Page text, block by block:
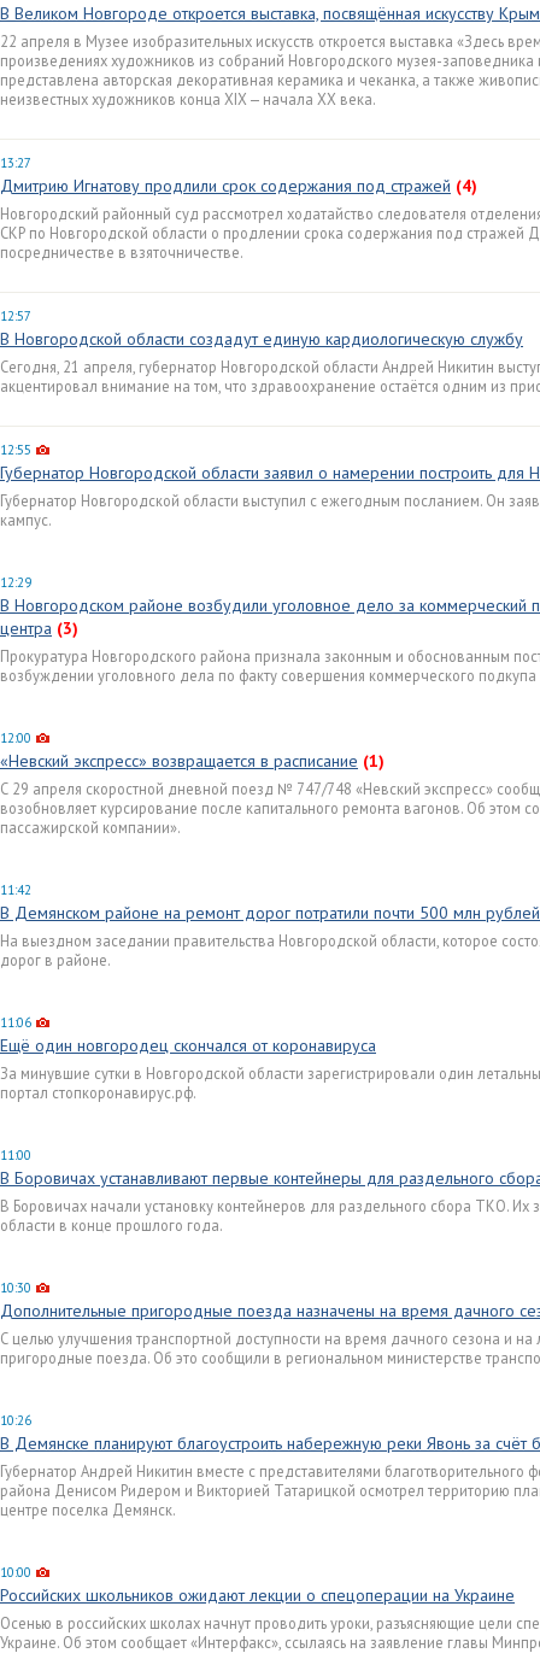
В Великом Новгороде откроется выставка, посвящённая искусству
22 апреля в Музее изобразительных искусств откроется выставка «Здесь
произведениях художников из собраний Новгородского музея-
представлена авторская декоративная керамика и чеканка, а также
неизвестных художников конца XIX — начала XX века.
13:27
Дмитрию Игнатову продлили срок содержания под стражей (4)
Новгородский районный суд рассмотрел ходатайство следователя
СКР по Новгородской области о продлении срока содержания под стражей
посредничестве в взяточничестве.
12:57
В Новгородской области создадут единую кардиологическую службу
Сегодня, 21 апреля, губернатор Новгородской области Андрей Никитин
акцентировал внимание на том, что здравоохранение остаётся одним из
12:55
Губернатор Новгородской области заявил о намерении построить для
Губернатор Новгородской области выступил с ежегодным посланием. Он
кампус.
12:29
В Новгородском районе возбудили уголовное дело за коммерческий
центра (3)
Прокуратура Новгородского района признала законным и обоснованным
возбуждении уголовного дела по факту совершения коммерческого
12:00
«Невский экспресс» возвращается в расписание (1)
С 29 апреля скоростной дневной поезд № 747/748 «Невский экспресс»
возобновляет курсирование после капитального ремонта вагонов. Об этом
пассажирской компании».
11:42
В Демянском районе на ремонт дорог потратили почти 500 млн рублей
На выездном заседании правительства Новгородской области, которое
дорог в районе.
11:06
Ещё один новгородец скончался от коронавируса
За минувшие сутки в Новгородской области зарегистрировали один
портал стопкоронавирус.рф.
11:00
В Боровичах устанавливают первые контейнеры для раздельного
В Боровичах начали установку контейнеров для раздельного сбора ТКО.
области в конце прошлого года.
10:30
Дополнительные пригородные поезда назначены на время дачного
С целью улучшения транспортной доступности на время дачного сезона и
пригородные поезда. Об это сообщили в региональном министерстве
10:26
В Демянске планируют благоустроить набережную реки Явонь за счёт
Губернатор Андрей Никитин вместе с представителями
района Денисом Ридером и Викторией Татарицкой осмотрел территорию
центре поселка Демянск.
10:00
Российских школьников ожидают лекции о спецоперации на Украине
Осенью в российских школах начнут проводить уроки, разъясняющие цели
Украине. Об этом сообщает «Интерфакс», ссылаясь на заявление главы